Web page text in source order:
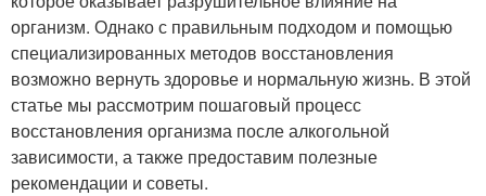
организм. Однако с правильным подходом и помощью
специализированных методов восстановления
возможно вернуть здоровье и нормальную жизнь. В этой
статье мы рассмотрим пошаговый процесс
восстановления организма после алкогольной
зависимости, а также предоставим полезные
рекомендации и советы.